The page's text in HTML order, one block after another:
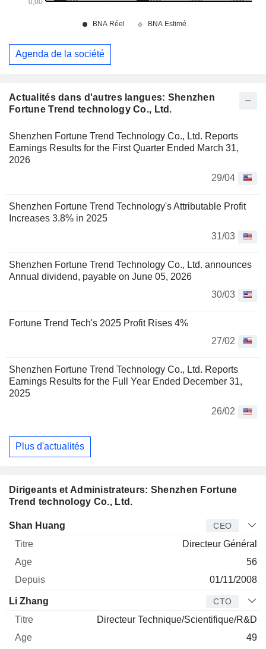
Actualités dans d'autres langues: Shenzhen
Fortune Trend technology Co., Ltd.
Shenzhen Fortune Trend Technology Co., Ltd. Reports
Earnings Results for the First Quarter Ended March 31,
2026
29/04
Shenzhen Fortune Trend Technology's Attributable Profit
Increases 3.8% in 2025
31/03
Shenzhen Fortune Trend Technology Co., Ltd. announces
Annual dividend, payable on June 05, 2026
30/03
Fortune Trend Tech's 2025 Profit Rises 4%
27/02
Shenzhen Fortune Trend Technology Co., Ltd. Reports
Earnings Results for the Full Year Ended December 31,
2025
26/02
Plus d'actualités
Dirigeants et Administrateurs: Shenzhen Fortune
Trend technology Co., Ltd.
Dirigeant Titre
Shan Huang CEO
Directeur Général
56
01/11/2008
Li Zhang CTO
Directeur Technique/Scientifique/R&D
49
Agenda de la société